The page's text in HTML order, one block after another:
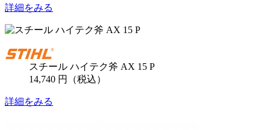
詳細をみる
スチール ハイテク斧 AX 15 P
14,740 円（税込）
詳細をみる